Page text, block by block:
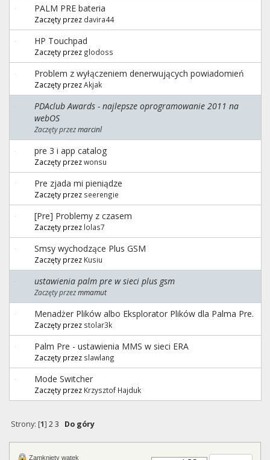
PALM PRE bateria
Zaczęty przez davira44
HP Touchpad
Zaczęty przez glodoss
Problem z wyłączeniem denerwujących powiadomień
Zaczęty przezAkjak
PDAclub Awards - najlepsze oprogramowanie 2011 na
webOS
Zaczęty przezmarcinl
pre 3 i app catalog
Zaczęty przezwonsu
Pre zjada mi pieniądze
Zaczęty przez seerengie
[Pre] Problemy z czasem
Zaczęty przez lolas7
Smsy wychodzące Plus GSM
Zaczęty przez Kusiu
ustawienia palm pre w sieci plus gsm
Zaczęty przezmmamut
Menadżer Plików albo Eksplorator Plików dla Palma Pre.
Zaczęty przez stolar3k
Palm Pre - ustawienia MMS w sieci ERA
Zaczęty przez slawlang
Mode Switcher
Zaczęty przez Krzysztof Hajduk
Strony: [1] 2 3 Do góry
Zamknięty wątek